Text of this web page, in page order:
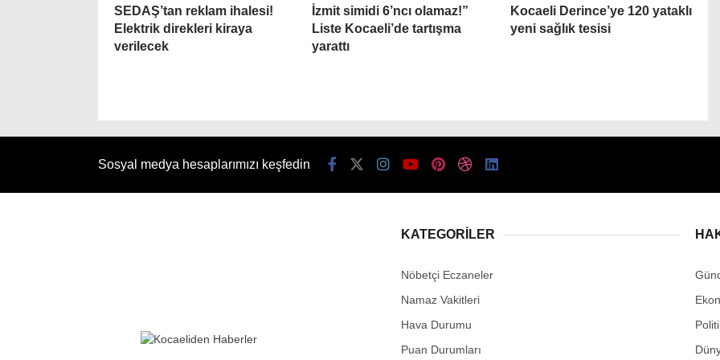
SEDAŞ’tan reklam ihalesi!
Elektrik direkleri kiraya
verilecek
İzmit simidi 6’ncı olamaz!”
Liste Kocaeli’de tartışma
yarattı
Kocaeli Derince’ye 120 yataklı
yeni sağlık tesisi
Sosyal medya hesaplarımızı keşfedin
KATEGORİLER
Nöbetçi Eczaneler
Namaz Vakitleri
Hava Durumu
Puan Durumları